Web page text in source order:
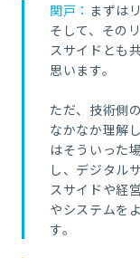
関戸： まずは
そして、その
スサイドとも
思います。
ただ、技術側
なかなか理解
はそういった
し、デジタル
スサイドや経
やシステムを
す。